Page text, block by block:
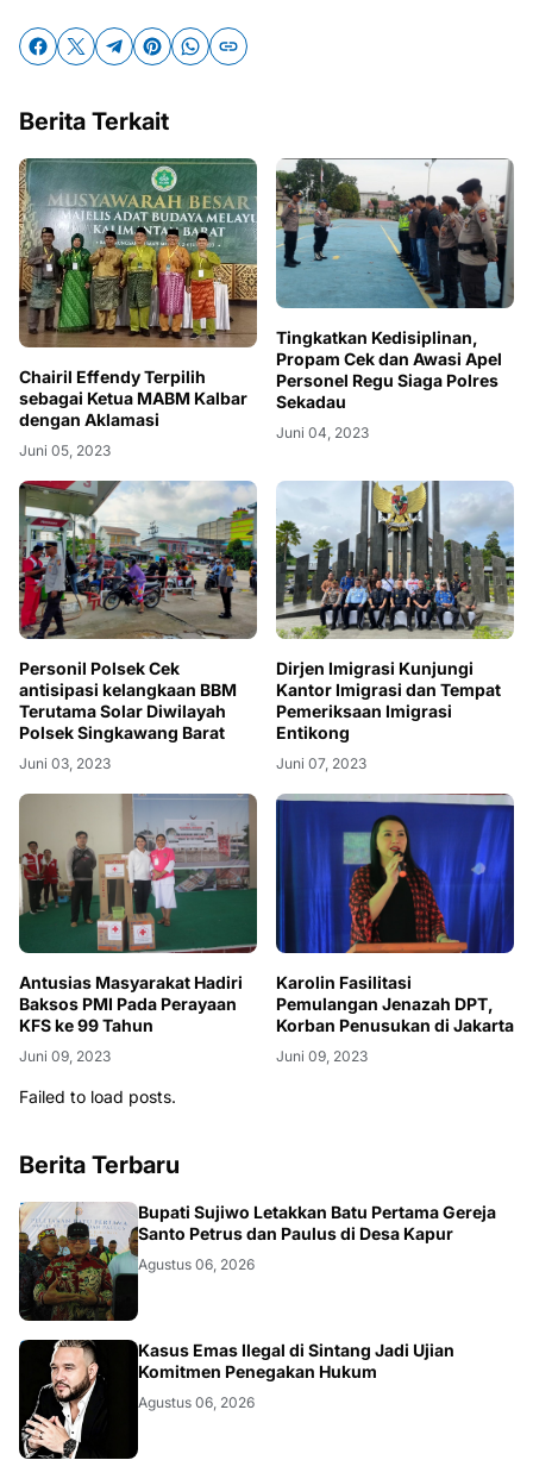
Berita Terkait
Chairil Effendy Terpilih
sebagai Ketua MABM Kalbar
dengan Aklamasi
Juni 05, 2023
Tingkatkan Kedisiplinan,
Propam Cek dan Awasi Apel
Personel Regu Siaga Polres
Sekadau
Juni 04, 2023
Personil Polsek Cek
antisipasi kelangkaan BBM
Terutama Solar Diwilayah
Polsek Singkawang Barat
Juni 03, 2023
Dirjen Imigrasi Kunjungi
Kantor Imigrasi dan Tempat
Pemeriksaan Imigrasi
Entikong
Juni 07, 2023
Antusias Masyarakat Hadiri
Baksos PMI Pada Perayaan
KFS ke 99 Tahun
Juni 09, 2023
Karolin Fasilitasi
Pemulangan Jenazah DPT,
Korban Penusukan di Jakarta
Juni 09, 2023
Failed to load posts.
Berita Terbaru
DAERAH
Bupati Sujiwo Letakkan Batu Pertama Gereja
Santo Petrus dan Paulus di Desa Kapur
Agustus 06, 2026
Kasus Emas Ilegal di Sintang Jadi Ujian
Komitmen Penegakan Hukum
Agustus 06, 2026